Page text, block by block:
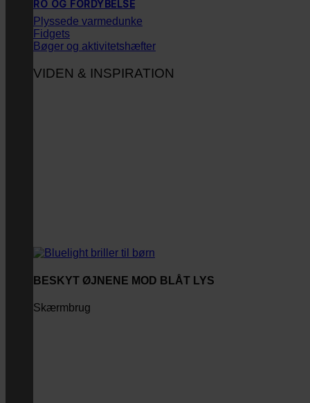
RO OG FORDYBELSE
Plyssede varmedunke
Fidgets
Bøger og aktivitetshæfter
VIDEN & INSPIRATION
BESKYT ØJNENE MOD BLÅT LYS
Skærmbrug